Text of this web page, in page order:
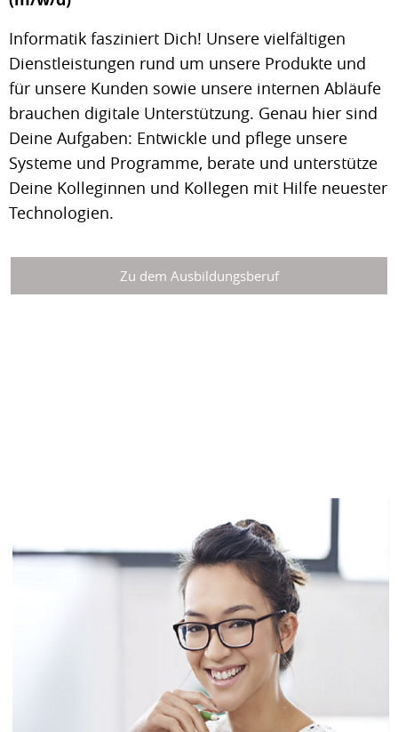
Informatik fasziniert Dich! Unsere vielfältigen
Dienstleistungen rund um unsere Produkte und
für unsere Kunden sowie unsere internen Abläufe
brauchen digitale Unterstützung. Genau hier sind
Deine Aufgaben: Entwickle und pflege unsere
Systeme und Programme, berate und unterstütze
Deine Kolleginnen und Kollegen mit Hilfe neuester
Technologien.
Zu dem Ausbildungsberuf